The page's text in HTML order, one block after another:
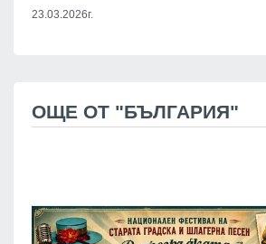
23.03.2026г.
ОЩЕ ОТ "БЪЛГАРИЯ"